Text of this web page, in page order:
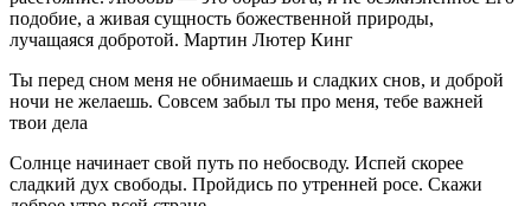
подобие, а живая сущность божественной природы,
лучащаяся добротой. Мартин Лютер Кинг
Ты перед сном меня не обнимаешь и сладких снов, и доброй
ночи не желаешь. Совсем забыл ты про меня, тебе важней
твои дела
Солнце начинает свой путь по небосводу. Испей скорее
сладкий дух свободы. Пройдись по утренней росе. Скажи